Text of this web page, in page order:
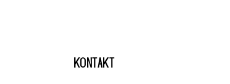
KONTAKT